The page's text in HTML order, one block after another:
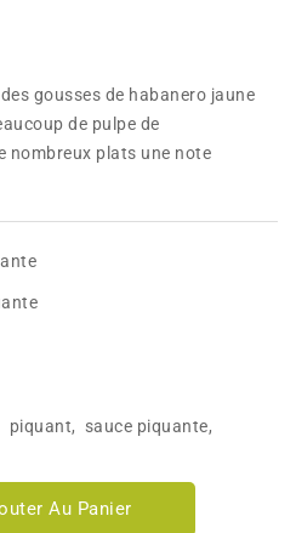
gousses de habanero jaune
de pulpe de
nombreux plats une note
piquant, sauce piquante,
Au Panier